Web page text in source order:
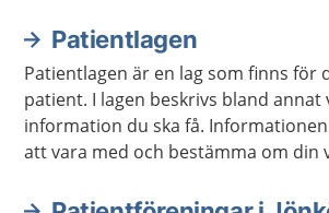
behöver bildas.
Patientlagen
Patientlagen är en lag som finns för
patient. I lagen beskrivs bland annat
information du ska få.
att vara med och bestämma om din